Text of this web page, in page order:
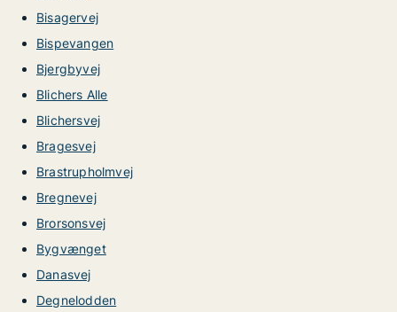
Bisagervej
Bispevangen
Bjergbyvej
Blichers Alle
Blichersvej
Bragesvej
Brastrupholmvej
Bregnevej
Brorsonsvej
Bygvænget
Danasvej
Degnelodden